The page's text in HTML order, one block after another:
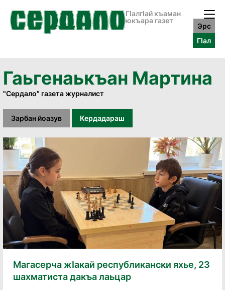
ГӀалгӀай къаман
юкъара газет
Эрс
ГӀал
Гаьгенаькъан Мартина
"Сердало" газета журналист
Зарбан йоазув Кердадараш
Магасерча жӏакай республикански яхье, 23
шахматиста дакъа лаьцар